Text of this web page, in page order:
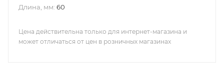
Длина, мм: 60
Цена действительна только для интернет-магазина и
может отличаться от цен в розничных магазинах